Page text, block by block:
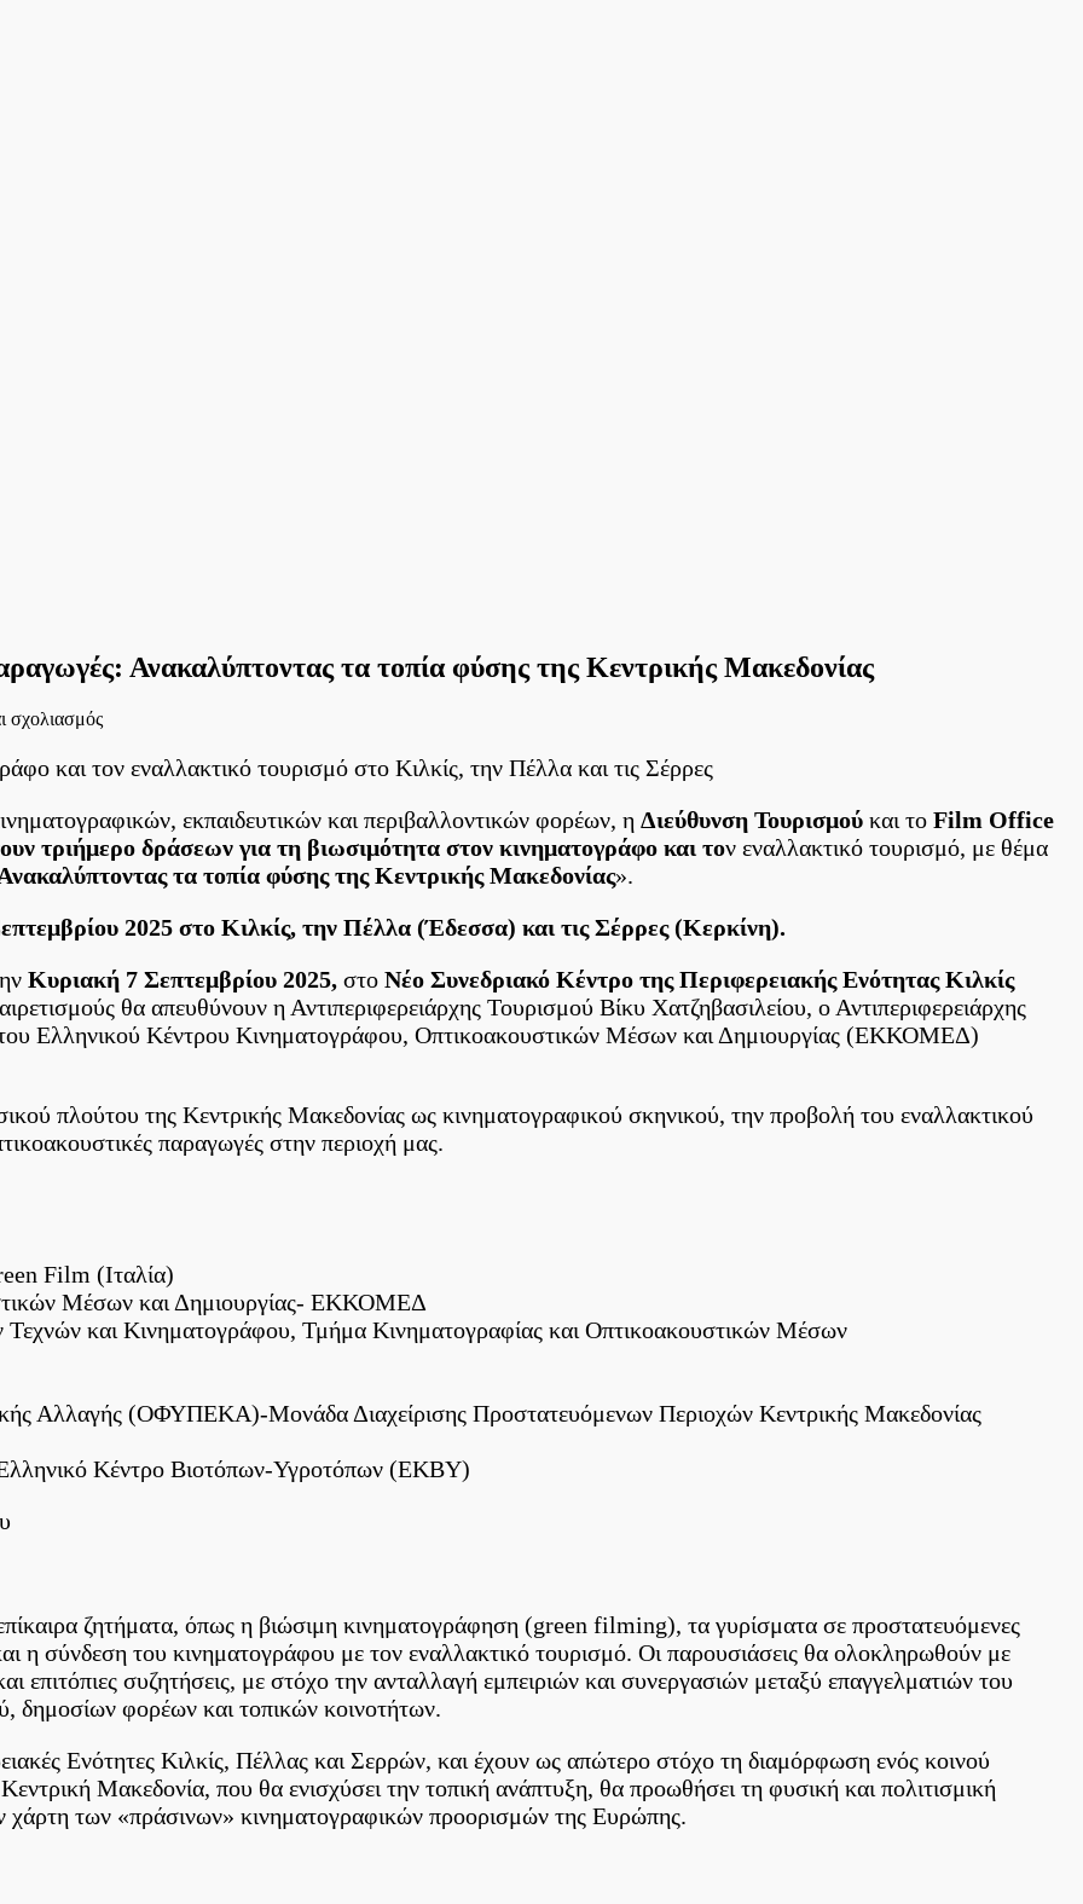
Ανακαλύπτοντας τα τοπία φύσης της Κεντρικής Μακεδονίας
σχολιασμόςστο
Φύση
και
Παραγωγές:
Ανακαλύπτοντας
τα
της
Μακεδονίας
και τον εναλλακτικό τουρισμό στο Κιλκίς, την Πέλλα και τις Σέρρες
εκπαιδευτικών και περιβαλλοντικών φορέων, η Διεύθυνση Τουρισμού και το Film Office
τριήμερο δράσεων για τη βιωσιμότητα στον κινηματογράφο και τον εναλλακτικό τουρισμό, με θέμα
τα τοπία φύσης της Κεντρικής Μακεδονίας».
2025 στο Κιλκίς, την Πέλλα (Έδεσσα) και τις Σέρρες (Κερκίνη).
Κυριακή 7 Σεπτεμβρίου 2025, στο Νέο Συνεδριακό Κέντρο της Περιφερειακής Ενότητας Κιλκίς
θα απευθύνουν η Αντιπεριφερειάρχης Τουρισμού Βίκυ Χατζηβασιλείου, ο Αντιπεριφερειάρχης
του Ελληνικού Κέντρου Κινηματογράφου, Οπτικοακουστικών Μέσων και Δημιουργίας (ΕΚΚΟΜΕΔ)
πλούτου της Κεντρικής Μακεδονίας ως κινηματογραφικού σκηνικού, την προβολή του εναλλακτικού
παραγωγές στην περιοχή μας.
Film (Ιταλία)
Μέσων και Δημιουργίας- ΕΚΚΟΜΕΔ
και Κινηματογράφου, Τμήμα Κινηματογραφίας και Οπτικοακουστικών Μέσων
Αλλαγής (ΟΦΥΠΕΚΑ)-Μονάδα Διαχείρισης Προστατευόμενων Περιοχών Κεντρικής Μακεδονίας
Κέντρο Βιοτόπων-Υγροτόπων (ΕΚΒΥ)
ζητήματα, όπως η βιώσιμη κινηματογράφηση (green filming), τα γυρίσματα σε προστατευόμενες
η σύνδεση του κινηματογράφου με τον εναλλακτικό τουρισμό. Οι παρουσιάσεις θα ολοκληρωθούν με
επιτόπιες συζητήσεις, με στόχο την ανταλλαγή εμπειριών και συνεργασιών μεταξύ επαγγελματιών του
δημοσίων φορέων και τοπικών κοινοτήτων.
Ενότητες Κιλκίς, Πέλλας και Σερρών, και έχουν ως απώτερο στόχο τη διαμόρφωση ενός κοινού
Μακεδονία, που θα ενισχύσει την τοπική ανάπτυξη, θα προωθήσει τη φυσική και πολιτισμική
χάρτη των «πράσινων» κινηματογραφικών προορισμών της Ευρώπης.